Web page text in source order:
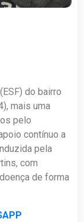
do bairro
mais uma
pelo
contínuo a
pela
com
de forma